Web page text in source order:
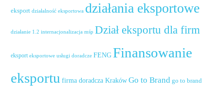
eksport działalność eksportowa działania eksportowe
działanie 1.2 internacjonalizacja mśp Dział eksportu dla firm
eksport eksportowe usługi doradcze FENG Finansowanie
eksportu firma doradcza Kraków Go to Brand go to brand